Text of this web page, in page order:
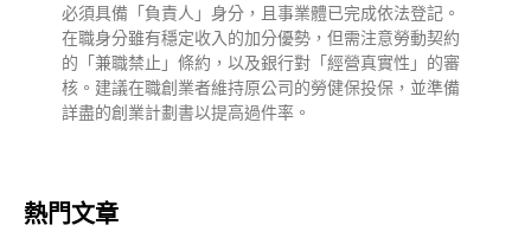
必須具備「負責人」身分，且事業體已完成依法登記。
在職身分雖有穩定收入的加分優勢，但需注意勞動契約
的「兼職禁止」條約，以及銀行對「經營真實性」的審
核。建議在職創業者維持原公司的勞健保投保，並準備
詳盡的創業計劃書以提高過件率。
熱門文章